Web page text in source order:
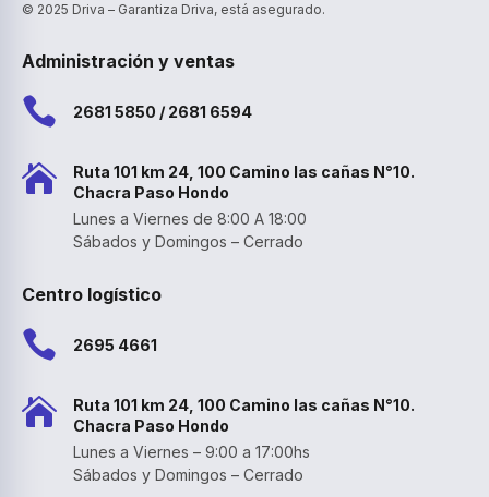
© 2025 Driva – Garantiza Driva, está asegurado.
Administración y ventas
 2681 5850 / 2681 6594

Ruta 101 km 24, 100 Camino las cañas N°10.
Chacra Paso Hondo
Lunes a Viernes de 8:00 A 18:00
Sábados y Domingos – Cerrado
Centro logístico
 2695 4661

Ruta 101 km 24, 100 Camino las cañas N°10.
Chacra Paso Hondo
Lunes a Viernes – 9:00 a 17:00hs
Sábados y Domingos – Cerrado